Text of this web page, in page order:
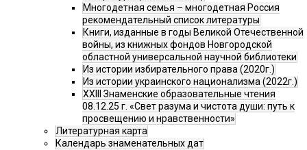
Многодетная семья – многодетная Россия
рекомендательный список литературы
Книги, изданные в годы Великой Отечественной
войны, из книжных фондов Новгородской
областной универсальной научной библиотеки
Из истории избирательного права (2020г.)
Из истории украинского национализма (2022г.)
XXIII Знаменские образовательные чтения
08.12.25 г. «Свет разума и чистота души: путь к
просвещению и нравственности»
Литературная карта
Календарь знаменательных дат